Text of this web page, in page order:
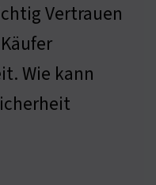
Vertrauen
Wie kann